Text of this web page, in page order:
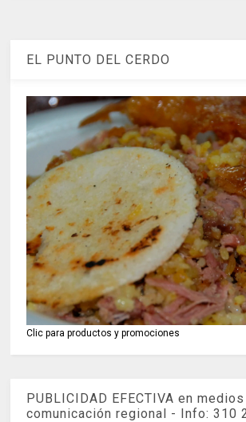
EL PUNTO DEL CERDO
Clic para productos y promociones
PUBLICIDAD EFECTIVA en
comunicación regional - Info: 310